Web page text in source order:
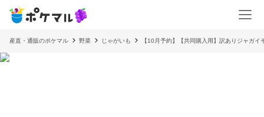
産直・通販のポケマル 野菜 じゃがいも 【10月予約】【共同購入用】訳ありジャガ